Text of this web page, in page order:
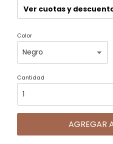
Ver cuotas y
Color
Cantidad
AGREGAR